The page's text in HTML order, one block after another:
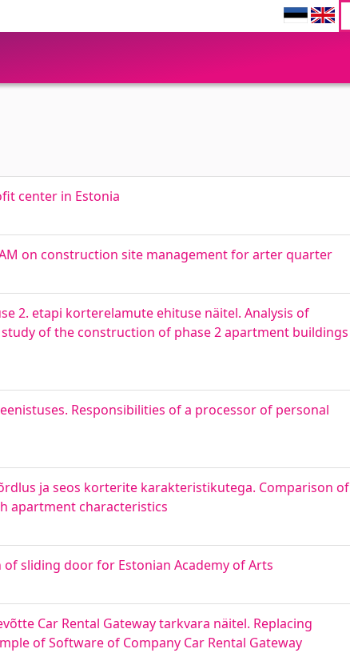
center in Estonia
on construction site management for arter quarter
2. etapi korterelamute ehituse näitel. Analysis of
of the construction of phase 2 apartment buildings
Responsibilities of a processor of personal
ja seos korterite karakteristikutega. Comparison of
apartment characteristics
sliding door for Estonian Academy of Arts
Car Rental Gateway tarkvara näitel. Replacing
of Software of Company Car Rental Gateway